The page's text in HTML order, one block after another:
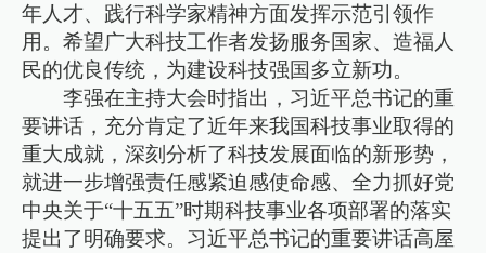
年人才、践行科学家精神方面发挥示范引领作
用。希望广大科技工作者发扬服务国家、造福人
民的优良传统，为建设科技强国多立新功。
李强在主持大会时指出，习近平总书记的重
要讲话，充分肯定了近年来我国科技事业取得的
重大成就，深刻分析了科技发展面临的新形势，
就进一步增强责任感紧迫感使命感、全力抓好党
中央关于“十五五”时期科技事业各项部署的落实
提出了明确要求。习近平总书记的重要讲话高屋